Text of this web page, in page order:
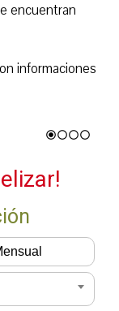
encuentran
informaciones